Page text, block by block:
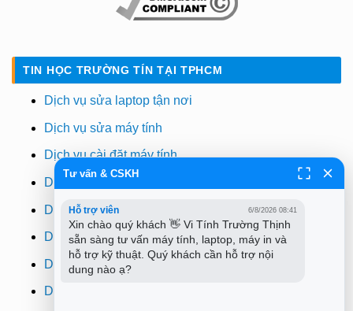
TIN HỌC TRƯỜNG TÍN TẠI TPHCM
Dịch vụ sửa laptop tận nơi
Dịch vụ sửa máy tính
Dịch vụ cài đặt máy tính
Dịch vụ vệ sinh máy tính
Dịch vụ vệ sinh laptop
Dịch vụ cài win
Dịch vụ cứu dữ liệu
Dịch vụ sửa wifi tại nhà
Tư vấn & CSKH
Hỗ trợ viên 6/8/2026 08:41
Xin chào quý khách 👋 Vi Tính Trường Thịnh
sẵn sàng tư vấn máy tính, laptop, máy in và
hỗ trợ kỹ thuật. Quý khách cần hỗ trợ nội
dung nào ạ?